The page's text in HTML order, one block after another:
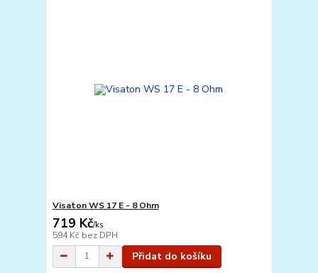
Visaton WS 17 E - 8 Ohm
719 Kč/ks
594 Kč bez DPH
Přidat do košíku